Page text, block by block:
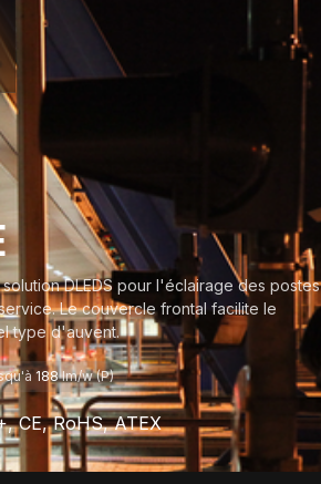
solution DLEDS pour l'éclairage des postes
Le couvercle frontal facilite le
type d'auvent.
188lm/w (P)
CE, RoHS, ATEX